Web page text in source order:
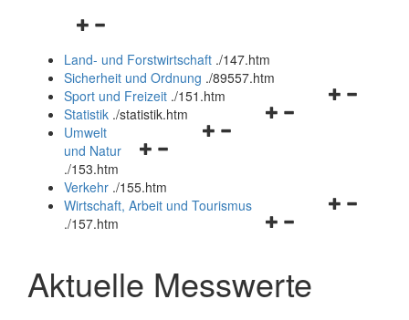
Navigationsmenü
und
schließen
Land- und Forstwirtschaft ./147.htm
Sicherheit und Ordnung ./89557.htm
Navigationsmenü
Sport und Freizeit ./151.htm
Navigationsmenü
Statistik ./statistik.htm
Navigationsmenü
und
schließen
Umwelt
und Natur
./153.htm
Verkehr ./155.htm
Navigationsmenü
schließen
Wirtschaft, Arbeit und Tourismus
./157.htm
Aktuelle Messwerte